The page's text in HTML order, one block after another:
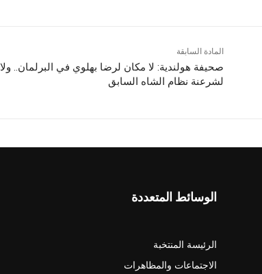
المادة السابقة
صحيفة هولندية: لا مكان لرضا بهلوي في البرلمان.. ولا
لشرعنة نظام الشاه السابق
الوسائط المتعددة
الرئيسة المنتخبة
الاجتماعات والمظاهرات